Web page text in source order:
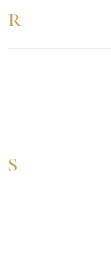
R
S